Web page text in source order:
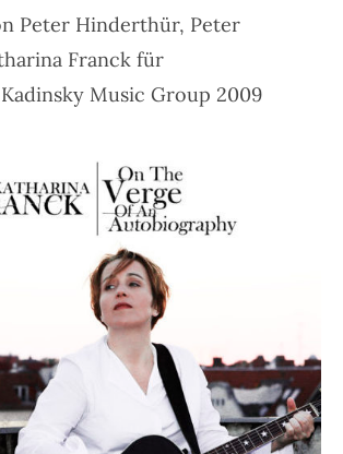
Peter Hinderthür, Peter
Franck für
Music Group 2009